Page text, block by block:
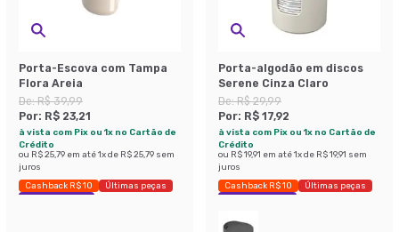
Porta-Escova com Tampa
Flora Areia
De:R$ 39,99
Por: R$ 23,21
à vista com Pix ou 1x no Cartão de
Crédito
ou R$ 25,79 em até1x de R$ 25,79 sem
juros
Cashback R$ 10
Últimas peças
Economize 41%
Porta-algodão em discos
Serene Cinza Claro
De:R$ 29,99
Por: R$ 17,92
à vista com Pix ou 1x no Cartão de
Crédito
ou R$ 19,91 em até1x de R$ 19,91 sem
juros
Cashback R$ 10
Últimas peças
Economize 40%